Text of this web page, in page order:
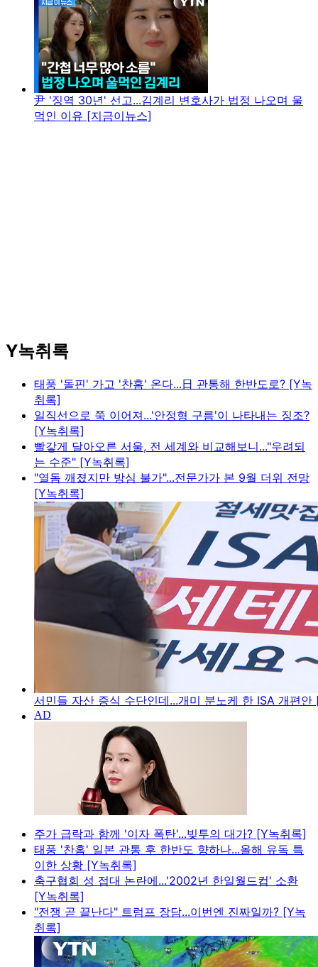
尹 '징역 30년' 선고...김계리 변호사가 법정 나오며 울
먹인 이유 [지금이뉴스]
Y녹취록
태풍 '돌핀' 가고 '찬홈' 온다...日 관통해 한반도로? [Y녹
취록]
일직선으로 쭉 이어져...'안정형 구름'이 나타내는 징조?
[Y녹취록]
빨갛게 달아오른 서울, 전 세계와 비교해보니..."우려되
는 수준" [Y녹취록]
"열돔 깨졌지만 방심 불가"...전문가가 본 9월 더위 전망
[Y녹취록]
서민들 자산 증식 수단인데...개미 분노케 한 ISA 개편안
주가 급락과 함께 '이자 폭탄'...빚투의 대가? [Y녹취록]
태풍 '찬홈' 일본 관통 후 한반도 향하나...올해 유독 특
이한 상황 [Y녹취록]
축구협회 성 접대 논란에...'2002년 한일월드컵' 소환
[Y녹취록]
"전쟁 곧 끝난다" 트럼프 장담...이번엔 진짜일까? [Y녹
취록]